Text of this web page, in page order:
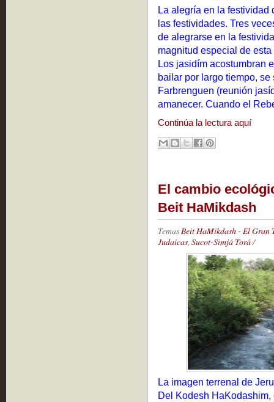
La alegría en la festividad
las festividades. Tres
de alegrarse en la
magnitud especial de
Los jasidím acostumbran
bailar por largo tiempo,
Farbrenguen (reunión
amanecer. Cuando el
Continúa la lectura aquí
El cambio
Beit HaMikdash
Temas Beit HaMikdash - El Gran
Judaicas Sucot-Simjá Torá/
La imagen terrenal de
Del Kodesh